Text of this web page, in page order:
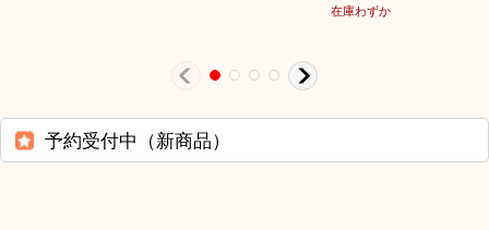
在庫わずか
予約受付中（新商品）